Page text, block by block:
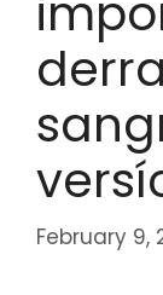
February 9,